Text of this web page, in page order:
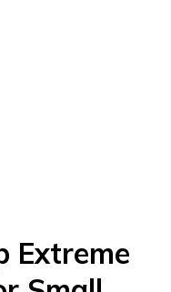
Extreme